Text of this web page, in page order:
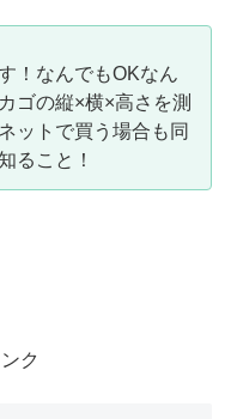
！なんでもOKなん
ゴの縦×横×高さを測
ットで買う場合も同
ること！
ク